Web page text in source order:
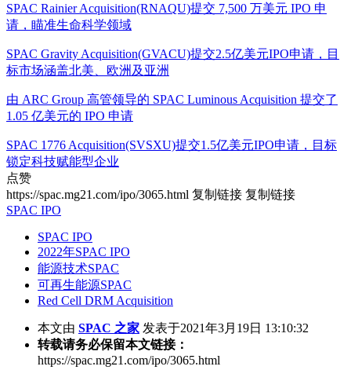
SPAC Rainier Acquisition(RNAQU)提交 7,500 万美元 IPO 申
请，瞄准生命科学领域
SPAC Gravity Acquisition(GVACU)提交2.5亿美元IPO申请，目
标市场涵盖北美、欧洲及亚洲
由 ARC Group 高管领导的 SPAC Luminous Acquisition 提交了
1.05 亿美元的 IPO 申请
SPAC 1776 Acquisition(SVSXU)提交1.5亿美元IPO申请，目标
锁定科技赋能型企业
点赞
https://spac.mg21.com/ipo/3065.html 复制链接 复制链接
SPAC IPO
SPAC IPO
2022年SPAC IPO
能源技术SPAC
可再生能源SPAC
Red Cell DRM Acquisition
本文由 SPAC 之家 发表于2021年3月19日 13:10:32
转载请务必保留本文链接：
https://spac.mg21.com/ipo/3065.html